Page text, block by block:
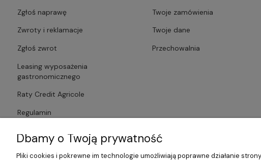
Zgłoś naprawę
Zwroty i reklamacje
Zgłoś zwrot
Leasing wyposażenia
gastronomicznego
Raty Credit Agricole
Regulamin
Twoje zamówienia
Twoje dane
Przechowalnia
Dbamy o Twoją prywatność
Pliki cookies i pokrewne im technologie umożliwiają poprawne działanie